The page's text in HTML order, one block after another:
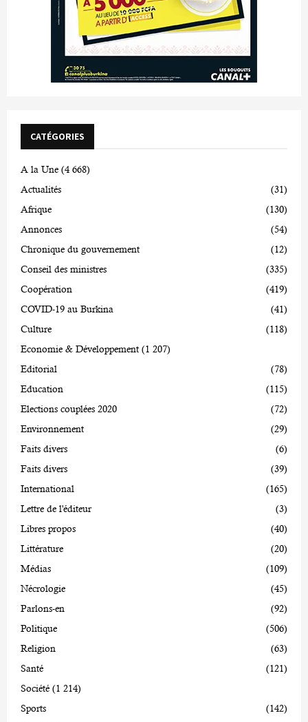
CATÉGORIES
A la Une (4 668)
Actualités
(31)
Afrique
(130)
Annonces
(54)
Chronique du gouvernement
(12)
Conseil des ministres
(335)
Coopération
(419)
COVID-19 au Burkina
(41)
Culture
(118)
Economie & Développement (1 207)
Editorial
(78)
Education
(115)
Elections couplées 2020
(72)
Environnement
(29)
Faits divers
(6)
Faits divers
(39)
International
(165)
Lettre de l'éditeur
(3)
Libres propos
(40)
Littérature
(20)
Médias
(109)
Nécrologie
(45)
Parlons-en
(92)
Politique
(506)
Religion
(63)
Santé
(121)
Société (1 214)
Sports
(142)